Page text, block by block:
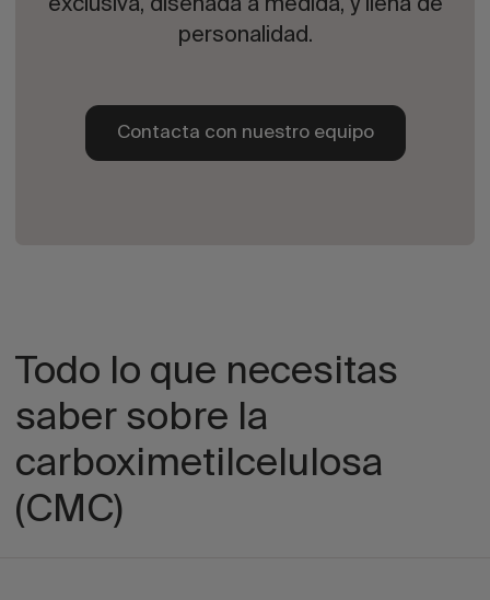
exclusiva, diseñada a medida, y llena de
personalidad.
Contacta con nuestro equipo
Todo lo que necesitas
saber sobre la
carboximetilcelulosa
(CMC)